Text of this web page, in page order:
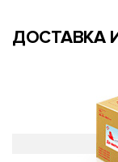
ДОСТАВКА